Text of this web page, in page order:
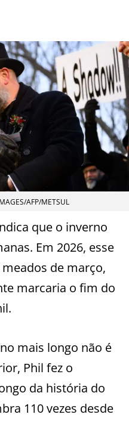
AFP/METSUL
que o inverno
Em 2026, esse
de março,
marcaria o fim do
mais longo não é
Phil fez o
da história do
110 vezes desde